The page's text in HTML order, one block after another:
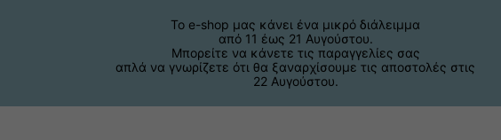
Το e-shop μας κάνει ένα μικρό διάλειμμα
από 11 έως 21 Αυγούστου.
Μπορείτε να κάνετε τις παραγγελίες σας
απλά να γνωρίζετε ότι θα ξαναρχίσουμε τις αποστολές στις
22 Αυγούστου.